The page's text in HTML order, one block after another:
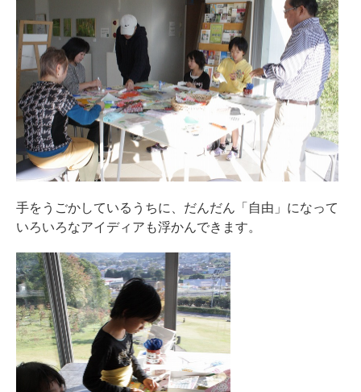
手をうごかしているうちに、だんだん「自由」になって
いろいろなアイディアも浮かんできます。